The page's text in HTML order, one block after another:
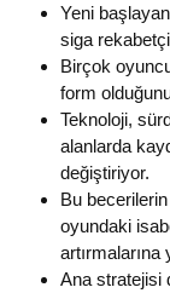
Yeni
siga
Birçok
form
Teknoloji,
alanlarda
değiştiriyor.
Bu becerilerin
oyundaki
artırmalarına
Ana stratejisi